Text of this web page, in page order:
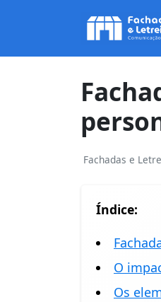
Fachadas e
Índice:
O
Os